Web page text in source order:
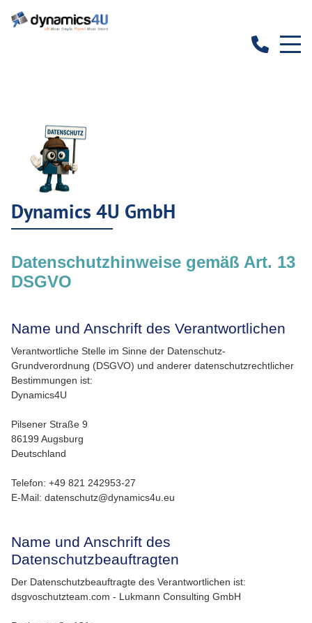
Dynamics 4U GmbH
Datenschutzhinweise gemäß Art. 13
DSGVO
Name und Anschrift des Verantwortlichen
Verantwortliche Stelle im Sinne der Datenschutz-
Grundverordnung (DSGVO) und anderer datenschutzrechtlicher
Bestimmungen ist:
Dynamics4U
Pilsener Straße 9
86199 Augsburg
Deutschland
Telefon: +49 821 242953-27
E-Mail: datenschutz@dynamics4u.eu
Name und Anschrift des
Datenschutzbeauftragten
Der Datenschutzbeauftragte des Verantwortlichen ist:
dsgvoschutzteam.com - Lukmann Consulting GmbH